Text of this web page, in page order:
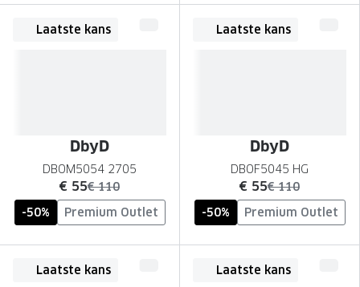
Laatste kans
DbyD
DBOM5054 2705
nu:
€ 55was:
€ 110
-50%
Premium Outlet
Laatste kans
DbyD
DBOF5045 HG
nu:
€ 55was:
€ 110
-50%
Premium Outlet
Laatste kans Laatste kans